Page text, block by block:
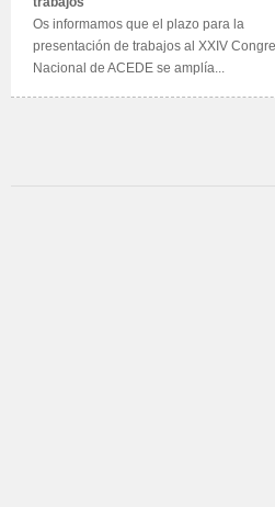
Os informamos que el plazo para la
presentación de trabajos al XXIV
Nacional de ACEDE se amplía...